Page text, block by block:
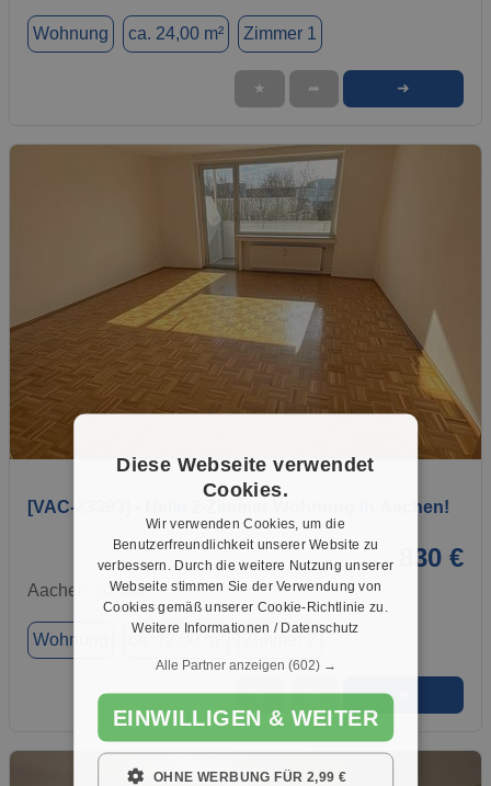
Wohnung ca. 24,00 m² Zimmer 1
★ ➦ ➜
1 / 5
[VAC-23393] - Helle 2-Zimmer Wohnung in Aachen!
830 €
Aachen, 52068
Wohnung
★ ➦
Diese Webseite verwendet
Cookies.
Wir verwenden Cookies, um die
Benutzerfreundlichkeit unserer Website zu
verbessern. Durch die weitere Nutzung unserer
Webseite stimmen Sie der Verwendung von
Cookies gemäß unserer Cookie-Richtlinie zu.
Weitere Informationen / Datenschutz
Alle Partner anzeigen (602) →
EINWILLIGEN & WEITER
OHNE WERBUNG FÜR 2,99 €